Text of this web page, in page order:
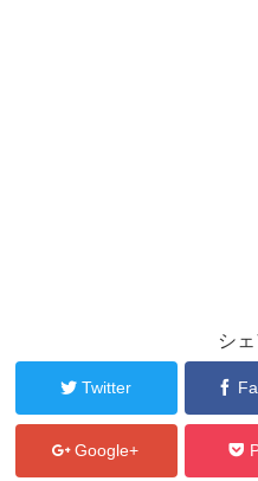
シ
Twitter
Google+